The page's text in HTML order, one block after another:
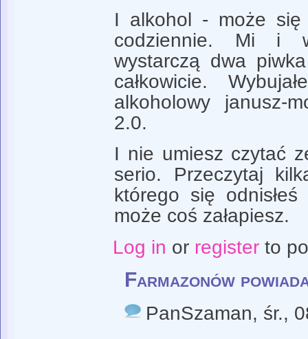
I alkohol - może się
codziennie. Mi i
wystarczą dwa
całkowicie.
alkoholowy janusz-
2.0.
I nie umiesz czytać
serio. Przeczytaj
którego się
może coś załapiesz.
Log in or registerto
Farmazonów
PanSzaman, śr.,